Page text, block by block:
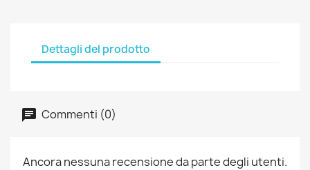
Dettagli del prodotto
Commenti (0)
Ancora nessuna recensione da parte degli utenti.